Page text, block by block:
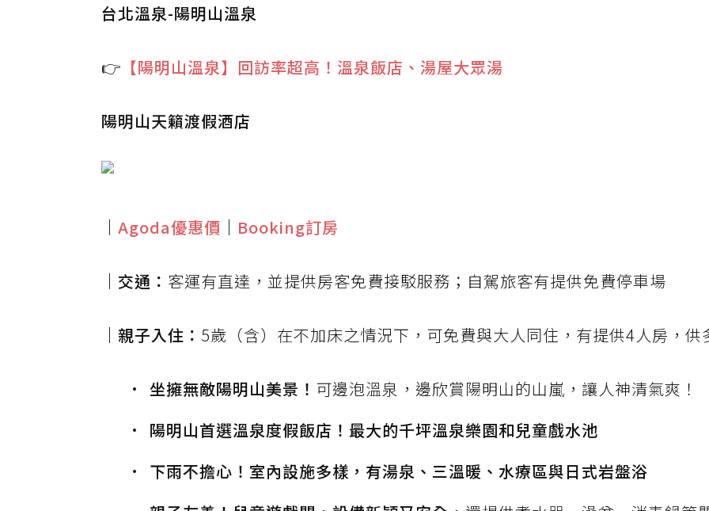
台北溫泉-陽明山溫泉
👉 【陽明山溫泉】回訪率超高！溫泉飯店、湯屋大眾湯
陽明山天籟渡假酒店
｜ Agoda優惠價 ｜ Booking訂房
｜交通： 客運有直達，並提供房客免費接駁服務；自駕旅客有提供免費停車場
｜親子入住： 5歲（含）在不加床之情況下，可免費與大人同住，有提供4人房，供
坐擁無敵陽明山美景！ 可邊泡溫泉，邊欣賞陽明山的山嵐，讓人神清氣爽！
陽明山首選溫泉度假飯店！最大的千坪溫泉樂園和兒童戲水池
下雨不擔心！室內設施多樣，有湯泉、三溫暖、水療區與日式岩盤浴